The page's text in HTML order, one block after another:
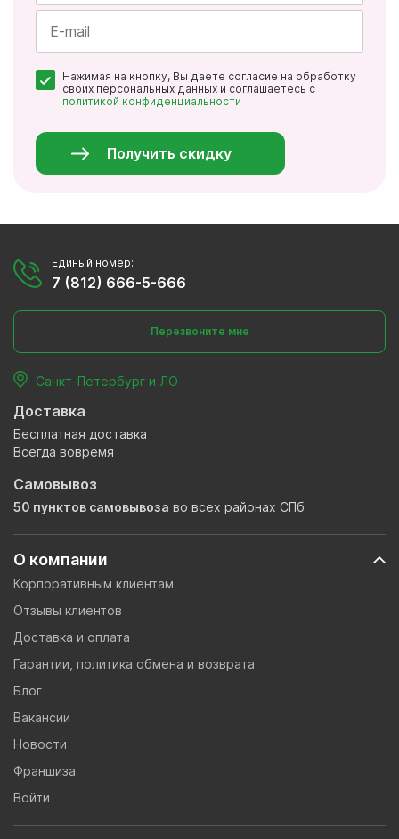
Имя
*
Нажимая на кнопку, Вы даете согласие на обработку
своих персональных данных и соглашаетесь с
политикой конфиденциальности
Получить скидку
О компании
Корпоративным клиентам
Отзывы клиентов
Доставка и оплата
Гарантии, политика обмена и возврата
Блог
Вакансии
Новости
Франшиза
Войти
Единый номер:
7 (812) 666-5-666
Перезвоните мне
Санкт-Петербург и ЛО
Доставка
Бесплатная доставка
Всегда вовремя
Самовывоз
50 пунктов самовывоза во всех районах СПб